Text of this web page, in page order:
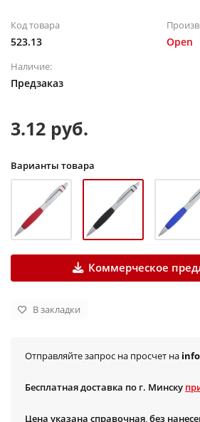
Код товара
523.13 Open
Наличие:
Предзаказ
3.12 руб.
Варианты товара
Коммерческое
В закладки
Отправляйте запрос на просчет на
Бесплатная доставка по г. Минску
Цена указана справочная, без